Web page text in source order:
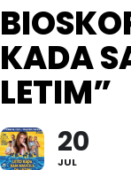
KADA
LETIM”
20
JUL